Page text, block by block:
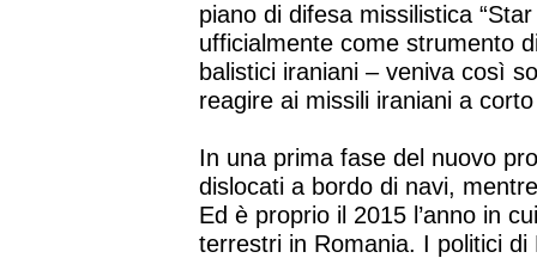
piano di difesa missilistica
ufficialmente come strumento
balistici iraniani – veniva così
reagire ai missili iraniani a
In una prima fase del nuovo
dislocati a bordo di navi,
Ed è proprio il 2015 l’anno in
terrestri in Romania. I politici di